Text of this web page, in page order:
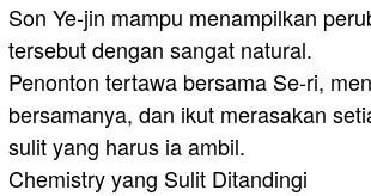
Son Ye-jin mampu menampilkan
tersebut dengan sangat natural.
Penonton tertawa bersama Se-ri,
bersamanya, dan ikut merasakan
sulit yang harus ia ambil.
Chemistry yang Sulit Ditandingi